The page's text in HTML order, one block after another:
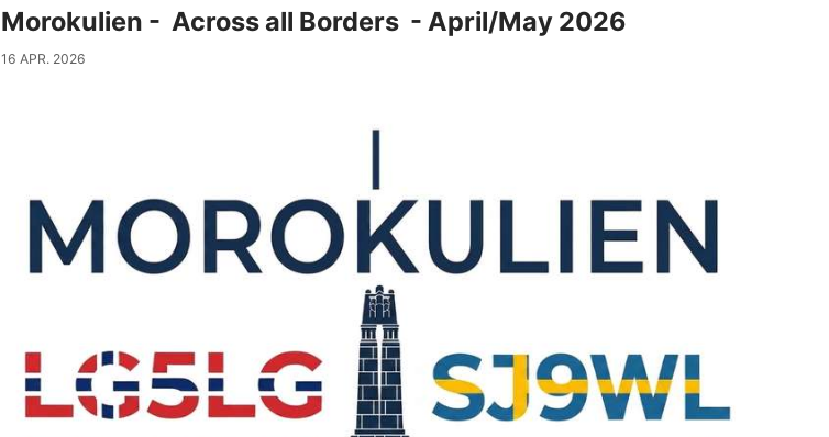
Morokulien - Across all Borders - April/May 2026
16 APR. 2026